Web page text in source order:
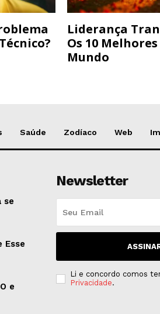
Liderança
Os 10
Mundo
Saúde Zodíaco Web
se
Esse
e
Newsletter
Li e concordo comos
Privacidade.